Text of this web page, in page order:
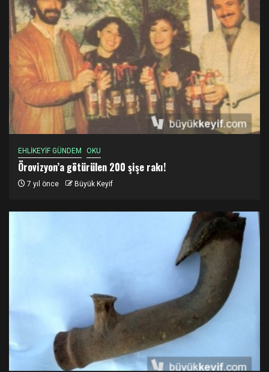
EHLİKEYİF GÜNDEM OKU
Örovizyon’a götürülen 200 şişe rakı!
7 yıl önce Büyük Keyif